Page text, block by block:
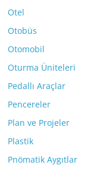
Otel
Otobüs
Otomobil
Oturma Üniteleri
Pedallı Araçlar
Pencereler
Plan ve Projeler
Plastik
Pnömatik Aygıtlar